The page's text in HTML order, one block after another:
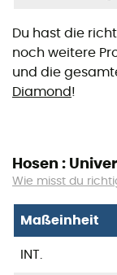
Du hast die
noch weitere
und die
Diamond!
Hosen :
Wie misst du
Maßeinheit
INT.